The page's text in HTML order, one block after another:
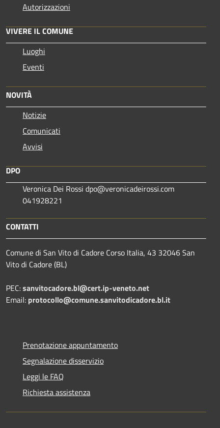
Autorizzazioni
VIVERE IL COMUNE
Luoghi
Eventi
NOVITÀ
Notizie
Comunicati
Avvisi
DPO
Veronica Dei Rossi dpo@veronicadeirossi.com
041928221
CONTATTI
Comune di San Vito di Cadore Corso Italia, 43 32046 San
Vito di Cadore (BL)
PEC:sanvitocadore.bl@cert.ip-veneto.net
Email: protocollo@comune.sanvitodicadore.bl.it
Prenotazione appuntamento
Segnalazione disservizio
Leggi le FAQ
Richiesta assistenza